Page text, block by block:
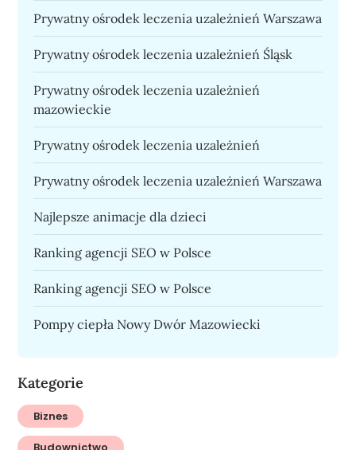
Prywatny ośrodek leczenia uzależnień Warszawa
Prywatny ośrodek leczenia uzależnień Śląsk
Prywatny ośrodek leczenia uzależnień
mazowieckie
Prywatny ośrodek leczenia uzależnień
Prywatny ośrodek leczenia uzależnień Warszawa
Najlepsze animacje dla dzieci
Ranking agencji SEO w Polsce
Ranking agencji SEO w Polsce
Pompy ciepła Nowy Dwór Mazowiecki
Kategorie
Biznes